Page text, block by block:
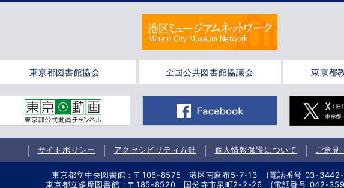
東京都図書館協会 全国公共図書館協議会 東京都
サイトポリシー アクセシビリティ方針 個人情報保護について ご意見
東京都立中央図書館：〒106-8575 港区南麻布5-7-13 (電話番号 03-
東京都立多摩図書館：〒185-8520 国分寺市泉町2-2-26 (電話番号 042-